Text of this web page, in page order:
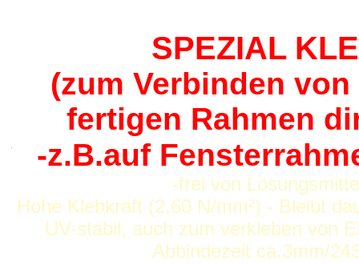
SPEZIAL
(zum Verbinden
fertigen Rahmen
-z.B.auf
-frei von
Hohe Klebkraft (2,60 N/mm²) - Bleibt
UV-stabil, auch zum verkleben von
Abbindezeit ca.3mm/